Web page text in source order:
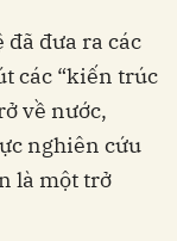
đã đưa ra các
các “kiến trúc
về nước,
nghiên cứu
là một trở